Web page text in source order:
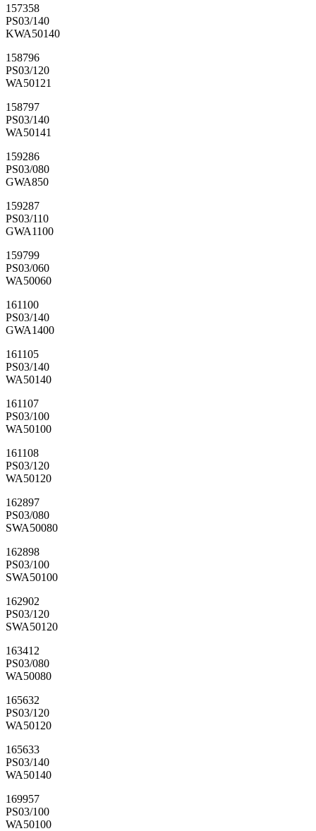
157358
PS03/140
KWA50140
158796
PS03/120
WA50121
158797
PS03/140
WA50141
159286
PS03/080
GWA850
159287
PS03/110
GWA1100
159799
PS03/060
WA50060
161100
PS03/140
GWA1400
161105
PS03/140
WA50140
161107
PS03/100
WA50100
161108
PS03/120
WA50120
162897
PS03/080
SWA50080
162898
PS03/100
SWA50100
162902
PS03/120
SWA50120
163412
PS03/080
WA50080
165632
PS03/120
WA50120
165633
PS03/140
WA50140
169957
PS03/100
WA50100